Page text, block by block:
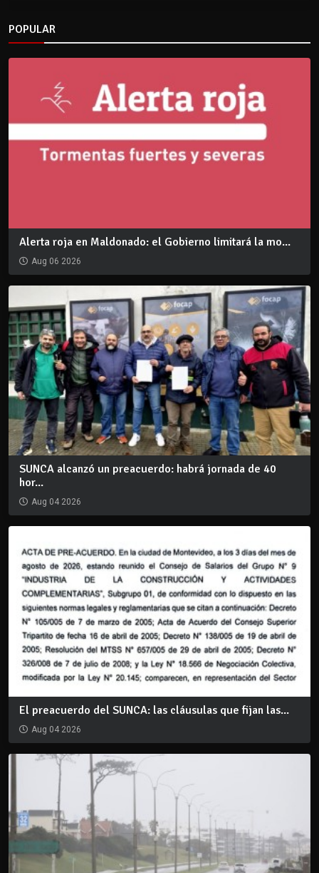
POPULAR
Alerta roja en Maldonado: el Gobierno limitará la mo...
Aug 06 2026
SUNCA alcanzó un preacuerdo: habrá jornada de 40
hor...
Aug 04 2026
El preacuerdo del SUNCA: las cláusulas que fijan las...
Aug 04 2026